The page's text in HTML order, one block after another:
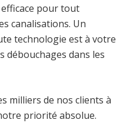
pour tout
canalisations. Un
technologie est à votre
dans les
milliers de nos clients à
priorité absolue.